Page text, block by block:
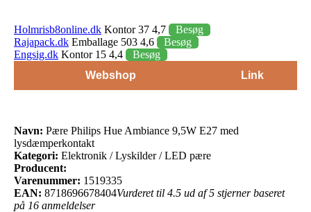
Holmrisb8online.dk Kontor 37 4,7
Besøg
Rajapack.dk Emballage 503 4,6
Besøg
Engsig.dk Kontor 15 4,4
Besøg
Webshop
Link
Navn: Pære Philips Hue Ambiance 9,5W E27 med
lysdæmperkontakt
Kategori: Elektronik / Lyskilder / LED pære
Producent:
Varenummer: 1519335
EAN: 8718696678404Vurderet til 4.5 ud af 5 stjerner baseret
på 16 anmeldelser